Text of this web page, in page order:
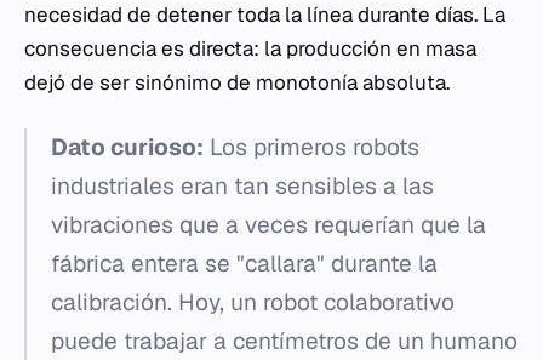
necesidad de detener toda la línea durante días. La
consecuencia es directa: la producción en masa
dejó de ser sinónimo de monotonía absoluta.
Dato curioso: Los primeros robots
industriales eran tan sensibles a las
vibraciones que a veces requerían que la
fábrica entera se "callara" durante la
calibración. Hoy, un robot colaborativo
puede trabajar a centímetros de un humano